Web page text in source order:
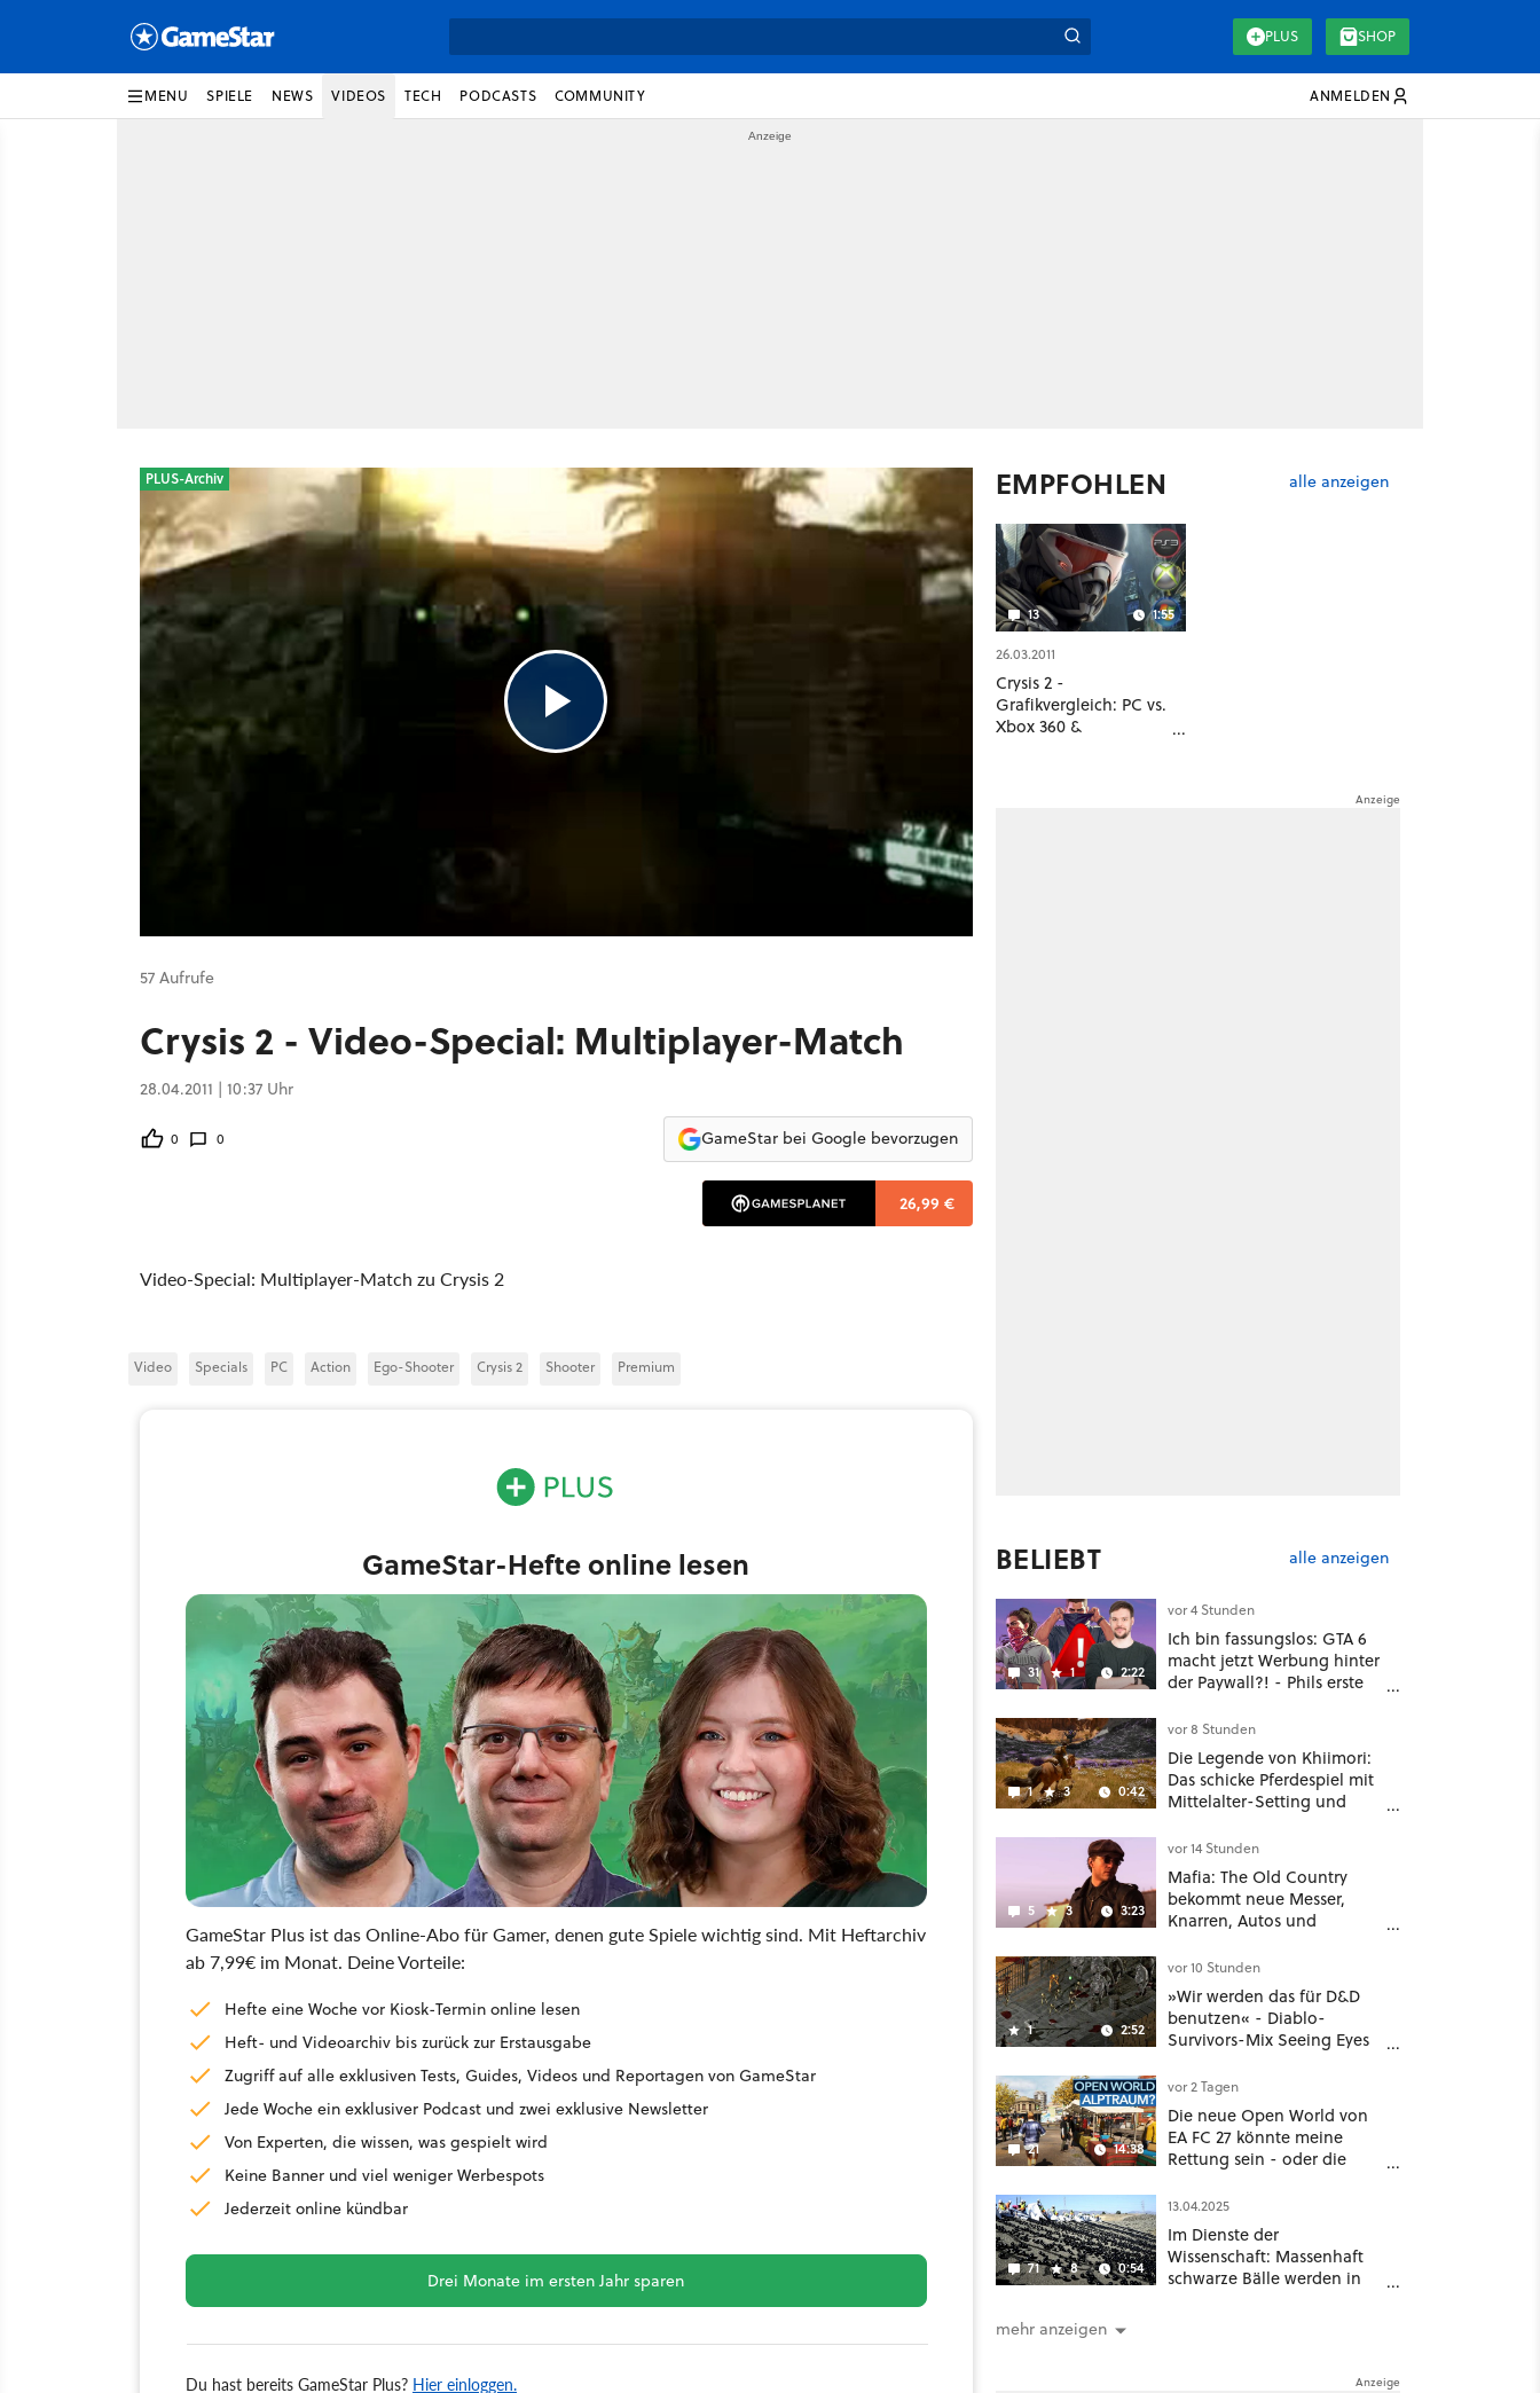
PLUS SHOP
MENU SPIELE NEWS VIDEOS TECH PODCASTS COMMUNITY ANMELDEN
PLUS-Archiv
57 Aufrufe
Crysis 2 - Video-Special: Multiplayer-Match
28.04.2011 | 10:37 Uhr
0 0 GameStar bei Google bevorzugen
26,99 €
Video-Special: Multiplayer-Match zu Crysis 2
Video Specials PC Action Ego-Shooter Crysis 2 Shooter Premium
GameStar-Hefte online lesen
GameStar Plus ist das Online-Abo für Gamer, denen gute Spiele wichtig sind. Mit Heftarchiv
ab 7,99€ im Monat. Deine Vorteile:
Hefte eine Woche vor Kiosk-Termin online lesen
Heft- und Videoarchiv bis zurück zur Erstausgabe
Zugriff auf alle exklusiven Tests, Guides, Videos und Reportagen von GameStar
Jede Woche ein exklusiver Podcast und zwei exklusive Newsletter
Von Experten, die wissen, was gespielt wird
Keine Banner und viel weniger Werbespots
Jederzeit online kündbar
Drei Monate im ersten Jahr sparen
Du hast bereits GameStar Plus? Hier einloggen.
EMPFOHLEN alle anzeigen
13 1:55
26.03.2011
Crysis 2 -
Grafikvergleich: PC vs.
Xbox 360 &
BELIEBT alle anzeigen
31 1 2:22
vor 4 Stunden
Ich bin fassungslos: GTA 6
macht jetzt Werbung hinter
der Paywall?! - Phils erste
Deal
1 3 0:42
vor 8 Stunden
Die Legende von Khiimori:
Das schicke Pferdespiel mit
Mittelalter-Setting und
noch größer und
gefährlicher
5 3 3:23
vor 14 Stunden
Mafia: The Old Country
bekommt neue Messer,
Knarren, Autos und
hat mehr dabei als nur
Story
1 2:52
vor 10 Stunden
»Wir werden das für D&D
benutzen« - Diablo-
Survivors-Mix Seeing Eyes
nützliches Map-Tool
21 14:38
vor 2 Tagen
Die neue Open World von
EA FC 27 könnte meine
Rettung sein - oder die
71 8 0:54
13.04.2025
Im Dienste der
Wissenschaft: Massenhaft
schwarze Bälle werden in
mehr anzeigen